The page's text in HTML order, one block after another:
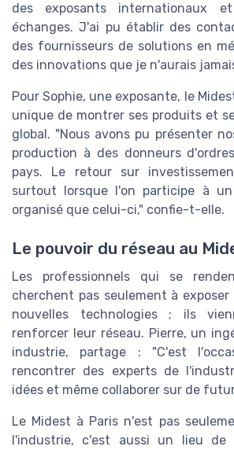
des exposants internationaux
échanges. J'ai pu établir des
des fournisseurs de solutions en
des innovations que je n'aurais
Pour Sophie, une exposante, le
unique de montrer ses produits et
global. "Nous avons pu présenter
production à des donneurs
pays. Le retour sur
surtout lorsque l'on participe à
organisé que celui-ci," confie-t-elle.
Le pouvoir du réseau au
Les professionnels qui se
cherchent pas seulement à
nouvelles technologies ; ils
renforcer leur réseau. Pierre, un
industrie, partage : "C'est
rencontrer des experts de
idées et même collaborer sur de
Le Midest à Paris n'est pas
l'industrie, c'est aussi un lieu de